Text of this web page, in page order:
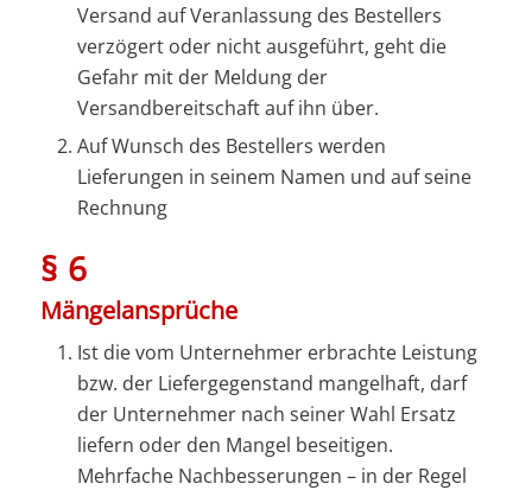
Versand auf Veranlassung des Bestellers
verzögert oder nicht ausgeführt, geht die
Gefahr mit der Meldung der
Versandbereitschaft auf ihn über.
Auf Wunsch des Bestellers werden
Lieferungen in seinem Namen und auf seine
Rechnung
§ 6
Mängelansprüche
Ist die vom Unternehmer erbrachte Leistung
bzw. der Liefergegenstand mangelhaft, darf
der Unternehmer nach seiner Wahl Ersatz
liefern oder den Mangel beseitigen.
Mehrfache Nachbesserungen – in der Regel